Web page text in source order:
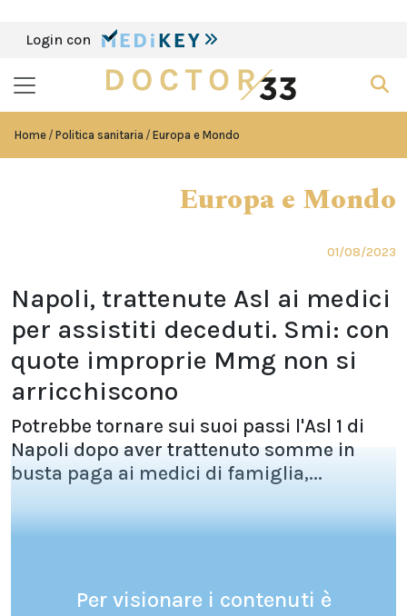
Login con
Home Politica sanitaria Europa e Mondo
Europa e Mondo
01/08/2023
Napoli, trattenute Asl ai medici
per assistiti deceduti. Smi: con
quote improprie Mmg non si
arricchiscono
Potrebbe tornare sui suoi passi l'Asl 1 di
Napoli dopo aver trattenuto somme in
busta paga ai medici di famiglia,...
Per visionare i contenuti è